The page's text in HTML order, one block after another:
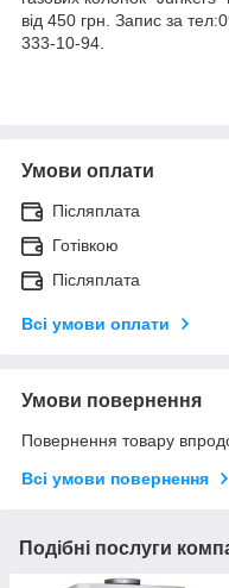
від 450 грн. Запис за
333-10-94.
Умови оплати
Післяплата
Готівкою
Післяплата
Всі умови оплати
Умови повернення
Повернення товару
Всі умови повернення
Подібні послуги